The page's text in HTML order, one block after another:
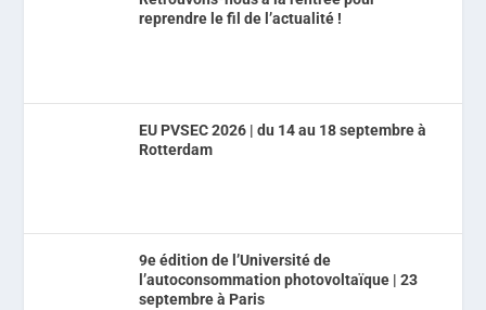
reprendre le fil de l’actualité !
EU PVSEC 2026 | du 14 au 18 septembre à
Rotterdam
9e édition de l’Université de
l’autoconsommation photovoltaïque | 23
septembre à Paris